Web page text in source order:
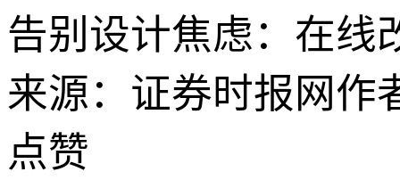
告别设计焦虑：在线
来源：证券时报网作
点赞